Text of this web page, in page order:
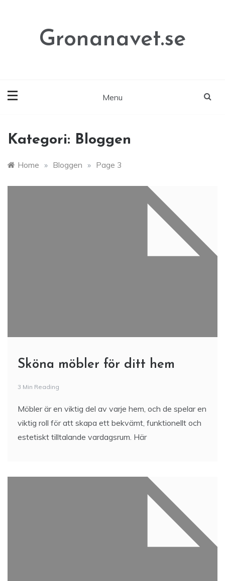
Gronanavet.se
Menu
Kategori: Bloggen
Home » Bloggen » Page 3
Sköna möbler för ditt hem
3 Min Reading
Möbler är en viktig del av varje hem, och de spelar en
viktig roll för att skapa ett bekvämt, funktionellt och
estetiskt tilltalande vardagsrum. Här